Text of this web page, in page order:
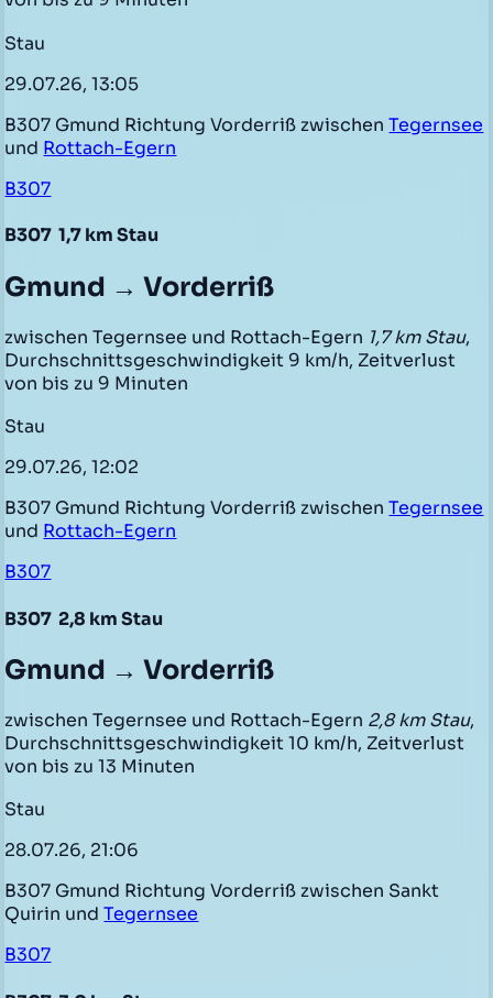
Stau
29.07.26, 13:05
B307 Gmund Richtung Vorderriß zwischenTegernsee
und Rottach-Egern
B307
B307 1,7 km Stau
Gmund → Vorderriß
zwischen Tegernsee und Rottach-Egern 1,7 km Stau,
Durchschnittsgeschwindigkeit 9 km/h, Zeitverlust
von bis zu 9 Minuten
Stau
29.07.26, 12:02
B307 Gmund Richtung Vorderriß zwischenTegernsee
und Rottach-Egern
B307
B307 2,8 km Stau
Gmund → Vorderriß
zwischen Tegernsee und Rottach-Egern 2,8 km Stau,
Durchschnittsgeschwindigkeit 10 km/h, Zeitverlust
von bis zu 13 Minuten
Stau
28.07.26, 21:06
B307 Gmund Richtung Vorderriß zwischen Sankt
Quirin undTegernsee
B307